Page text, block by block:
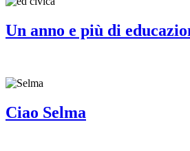
Un anno e più di
Ciao Selma